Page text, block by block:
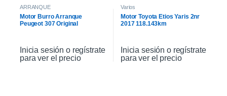
ARRANQUE
Motor Burro Arranque
Peugeot 307 Original
Inicia sesión o regístrate
para ver el precio
Varios
Motor Toyota Etios Yaris 2nr
2017 118.143km
Inicia sesión o regístrate
para ver el precio